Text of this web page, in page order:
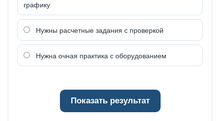
графику
Нужны расчетные задания с проверкой
Нужна очная практика с оборудованием
Показать результат